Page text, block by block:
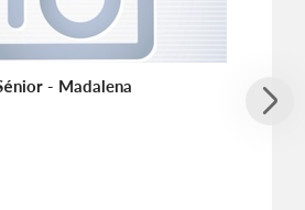
- Madalena